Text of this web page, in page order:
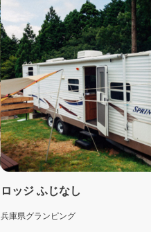
ロッジ ふじなし
兵庫県グランピング